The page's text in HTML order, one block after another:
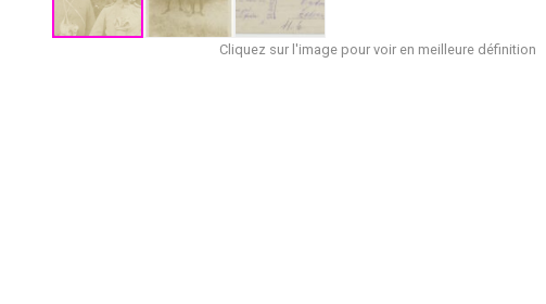
Cliquez sur l'image pour voir en meilleure définition